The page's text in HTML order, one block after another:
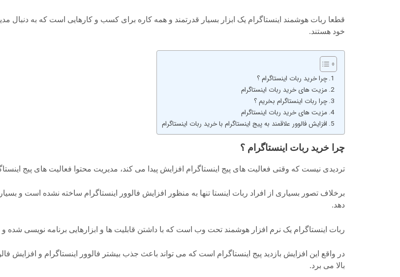
قطعا ربات هوشمند اینستاگرام یک ابزار بسیار قدرتمند و همه کاره برای کسب و کارهایی است که به دنبال
خود هستند.
چرا خرید ربات اینستاگرام ؟
مزیت های خرید ربات اینستاگرام
چرا ربات اینستاگرام بخریم ؟
مزیت های خرید ربات اینستاگرام
افزایش فالوور علاقمند به پیج اینستاگرام با خرید ربات اینستاگرام
چرا خرید ربات اینستاگرام ؟
تردیدی نیست که وقتی فعالیت های پیج اینستاگرام افزایش پیدا می کند، مدیریت محتوا فعالیت های پیج
برخلاف تصور بسیاری از افراد ربات اینستا تنها به منظور افزایش فالوور اینستاگرام ساخته نشده است و
دهد.
ربات اینستاگرام یک نرم افزار هوشمند تحت وب است که با داشتن قابلیت ها و ابزارهایی برنامه نویسی شده و
در واقع این افزایش بازدید پیج اینستاگرام است که می تواند باعث جذب بیشتر فالوور اینستاگرام و افزایش
بالا می برد.